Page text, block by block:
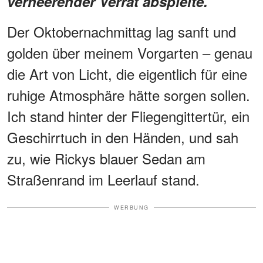
Der Oktobernachmittag lag sanft und
golden über meinem Vorgarten – genau
die Art von Licht, die eigentlich für eine
ruhige Atmosphäre hätte sorgen sollen.
Ich stand hinter der Fliegengittertür, ein
Geschirrtuch in den Händen, und sah
zu, wie Rickys blauer Sedan am
Straßenrand im Leerlauf stand.
WERBUNG